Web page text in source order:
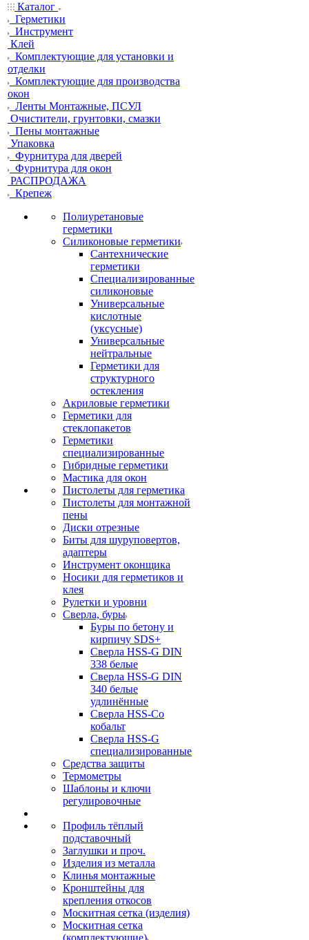
Каталог
Герметики
Инструмент
Клей
Комплектующие для установки и
отделки
Комплектующие для производства
окон
Ленты Монтажные, ПСУЛ
Очистители, грунтовки, смазки
Пены монтажные
Упаковка
Фурнитура для дверей
Фурнитура для окон
РАСПРОДАЖА
Крепеж
Полиуретановые
герметики
Силиконовые герметики
Сантехнические
герметики
Специализированные
силиконовые
Универсальные
кислотные
(уксусные)
Универсальные
нейтральные
Герметики для
структурного
остекления
Акриловые герметики
Герметики для
стеклопакетов
Герметики
специализированные
Гибридные герметики
Мастика для окон
Пистолеты для герметика
Пистолеты для монтажной
пены
Диски отрезные
Биты для шуруповертов,
адаптеры
Инструмент оконщика
Носики для герметиков и
клея
Рулетки и уровни
Сверла, буры
Буры по бетону и
кирпичу SDS+
Сверла HSS-G DIN
338 белые
Сверла HSS-G DIN
340 белые
удлинённые
Сверла HSS-Co
кобальт
Сверла HSS-G
специализированные
Средства защиты
Термометры
Шаблоны и ключи
регулировочные
Профиль тёплый
подставочный
Заглушки и проч.
Изделия из металла
Клинья монтажные
Кронштейны для
крепления откосов
Москитная сетка (изделия)
Москитная сетка
(комплектующие)